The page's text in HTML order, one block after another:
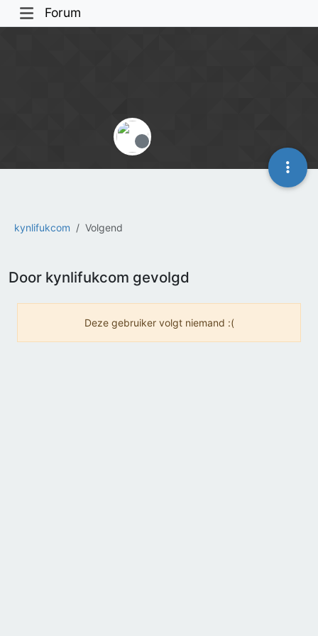
Forum
kynlifukcom Volgend
Offline
Door kynlifukcom gevolgd
Deze gebruiker volgt niemand :(